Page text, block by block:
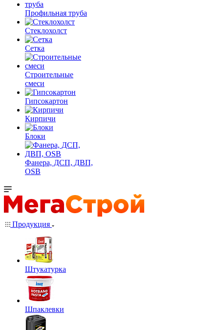
Профильная труба
Стеклохолст
Сетка
Строительные
смеси
Гипсокартон
Кирпичи
Блоки
Фанера, ДСП, ДВП,
OSB
Продукция
Штукатурка
Шпаклевки